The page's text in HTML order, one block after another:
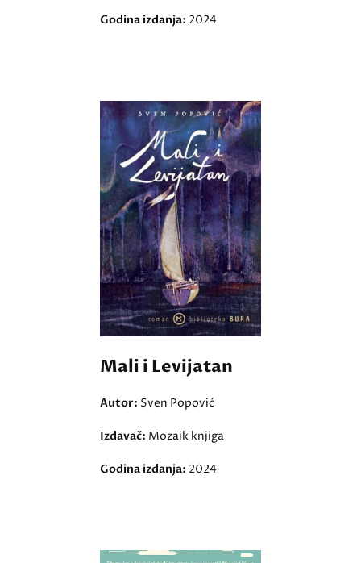
Godina izdanja: 2024
Mali i Levijatan
Autor: Sven Popović
Izdavač: Mozaik knjiga
Godina izdanja: 2024